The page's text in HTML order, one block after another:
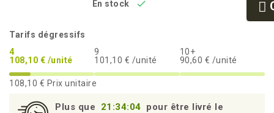
En stock 
Tarifs dégressifs
4
108,10 € /unité
9
101,10 € /unité
10+
90,60 € /unité
108,10 € Prix unitaire
Plus que 21:34:03 pour être livré le